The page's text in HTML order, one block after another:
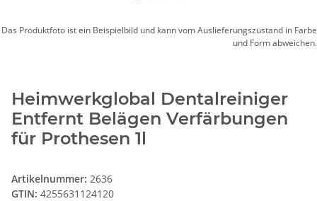
Das Produktfoto ist ein Beispielbild und kann vom Auslieferungszustand in Farbe
und Form abweichen.
Heimwerkglobal Dentalreiniger
Entfernt Belägen Verfärbungen
für Prothesen 1l
Artikelnummer: 2636
GTIN: 4255631124120